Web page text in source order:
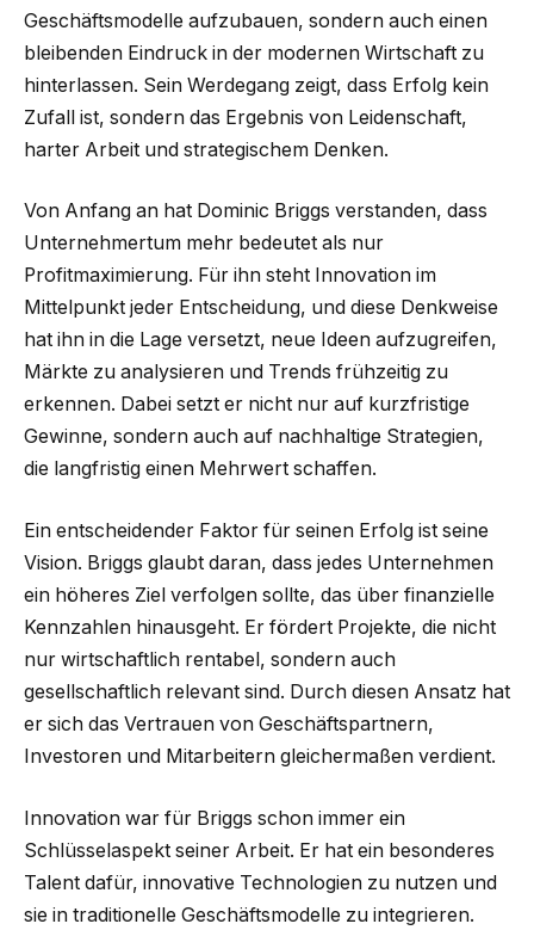
Geschäftsmodelle aufzubauen, sondern auch einen
bleibenden Eindruck in der modernen Wirtschaft zu
hinterlassen. Sein Werdegang zeigt, dass Erfolg kein
Zufall ist, sondern das Ergebnis von Leidenschaft,
harter Arbeit und strategischem Denken.
Von Anfang an hat Dominic Briggs verstanden, dass
Unternehmertum mehr bedeutet als nur
Profitmaximierung. Für ihn steht Innovation im
Mittelpunkt jeder Entscheidung, und diese Denkweise
hat ihn in die Lage versetzt, neue Ideen aufzugreifen,
Märkte zu analysieren und Trends frühzeitig zu
erkennen. Dabei setzt er nicht nur auf kurzfristige
Gewinne, sondern auch auf nachhaltige Strategien,
die langfristig einen Mehrwert schaffen.
Ein entscheidender Faktor für seinen Erfolg ist seine
Vision. Briggs glaubt daran, dass jedes Unternehmen
ein höheres Ziel verfolgen sollte, das über finanzielle
Kennzahlen hinausgeht. Er fördert Projekte, die nicht
nur wirtschaftlich rentabel, sondern auch
gesellschaftlich relevant sind. Durch diesen Ansatz hat
er sich das Vertrauen von Geschäftspartnern,
Investoren und Mitarbeitern gleichermaßen verdient.
Innovation war für Briggs schon immer ein
Schlüsselaspekt seiner Arbeit. Er hat ein besonderes
Talent dafür, innovative Technologien zu nutzen und
sie in traditionelle Geschäftsmodelle zu integrieren.